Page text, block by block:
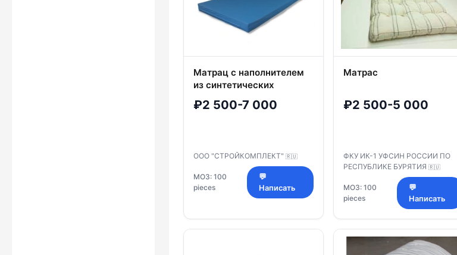
Матрац с наполнителем
из синтетических
₽2 500-7 000
ООО "СТРОЙКОМПЛЕКТ" 🇷🇺
МОЗ: 100
pieces
💬
Написать
Матрас
₽2 500-5 000
ФКУ ИК-1 УФСИН РОССИИ ПО
РЕСПУБЛИКЕ БУРЯТИЯ
🇷🇺
МОЗ: 100
pieces
💬
Написать